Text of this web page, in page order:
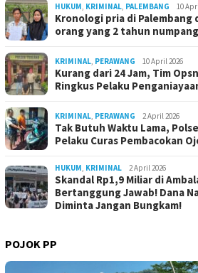
HUKUM KRIMINAL PALEMBANG 10
Kronologi pria di Palembang
orang yang 2 tahun
KRIMINAL PERAWANG 10 April 2026
Kurang dari 24 Jam, Tim
Ringkus Pelaku
KRIMINAL PERAWANG 2 April 2026
Tak Butuh Waktu Lama,
Pelaku Curas Pembacokan
HUKUM KRIMINAL 2 April 2026
Skandal Rp1,9 Miliar di
Bertanggung Jawab! Dana
Diminta Jangan Bungkam!
POJOK PP